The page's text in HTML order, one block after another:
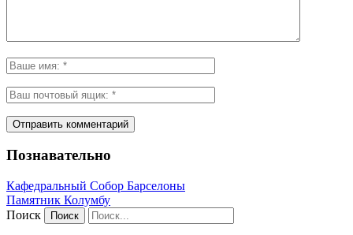
Познавательно
Кафeдрaльный Собор Барселоны
Пaмятник Колумбу
Поиск